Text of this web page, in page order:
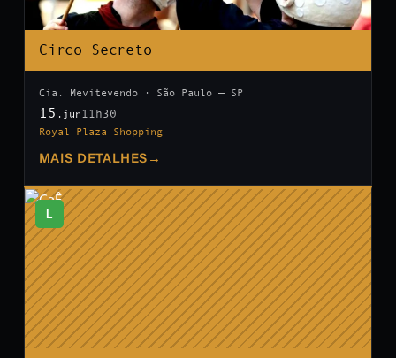
Circo Secreto
Cia. Mevitevendo · São Paulo — SP
15 .jun 11h30
Royal Plaza Shopping
MAIS DETALHES →
L